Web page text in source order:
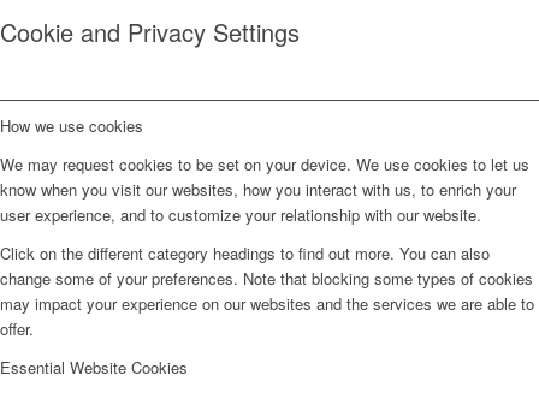
Cookie and Privacy Settings
How we use cookies
We may request cookies to be set on your device. We use cookies to let us
know when you visit our websites, how you interact with us, to enrich your
user experience, and to customize your relationship with our website.
Click on the different category headings to find out more. You can also
change some of your preferences. Note that blocking some types of cookies
may impact your experience on our websites and the services we are able to
offer.
Essential Website Cookies